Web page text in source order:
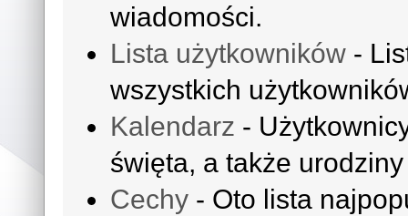
wiadomości.
Lista użytkowników -
wszystkich
Kalendarz -
święta, a także
Cechy - Oto lista